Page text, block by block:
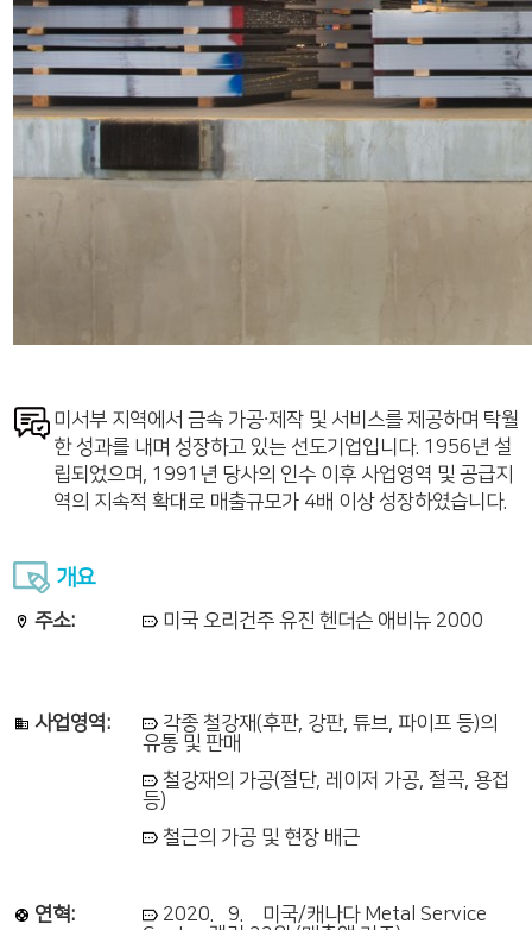
미서부 지역에서 금속 가공∙제작 및 서비스를 제공하며 탁월
한 성과를 내며 성장하고 있는 선도기업입니다. 1956년 설
립되었으며, 1991년 당사의 인수 이후 사업영역 및 공급지
역의 지속적 확대로 매출규모가 4배 이상 성장하였습니다.
개요
주소: 미국 오리건주 유진 헨더슨 애비뉴 2000
사업영역:
각종 철강재(후판, 강판, 튜브, 파이프 등)의
유통 및 판매
철강재의 가공(절단, 레이저 가공, 절곡, 용접
등)
철근의 가공 및 현장 배근
연혁:
2020. 9. 미국/캐나다 Metal Service